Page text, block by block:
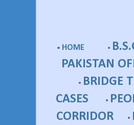
• HOME •
PAKISTAN
• BRIDGE
CASES
•
CORRIDOR •